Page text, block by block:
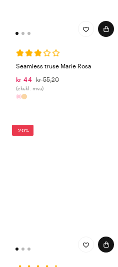
Seamless truse Marie Rosa
kr 44 kr 55,20
(ekskl. mva)
-20%